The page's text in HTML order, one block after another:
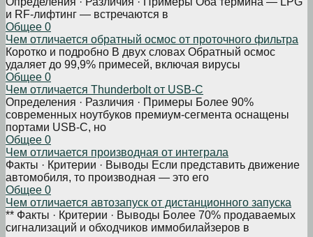
и RF-лифтинг — встречаются в
Общее 0
Чем отличается обратный осмос от проточного фильтра
Коротко и подробно В двух словах Обратный осмос
удаляет до 99,9% примесей, включая вирусы
Общее 0
Чем отличается Thunderbolt от USB-C
Определения · Различия · Примеры Более 90%
современных ноутбуков премиум-сегмента оснащены
портами USB-C, но
Общее 0
Чем отличается производная от интеграла
Факты · Критерии · Выводы Если представить движение
автомобиля, то производная — это его
Общее 0
Чем отличается автозапуск от дистанционного запуска
** Факты · Критерии · Выводы Более 70% продаваемых
сигнализаций и обходчиков иммобилайзеров в